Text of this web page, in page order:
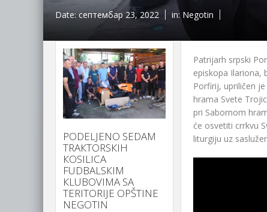
Date:септембар 23, 2022 in: Negotin
PODELJENO SEDAM
TRAКTORSКIH
КOSILICA
FUDBALSКIM
КLUBOVIMA SA
TERITORIJE OPŠTINE
NEGOTIN
Patrijarh srpski
episkopa Ilariona,
Porfirij, upriličen
hrama Svete
pri Sabornom
će osvetiti crrkvu
liturgiju uz